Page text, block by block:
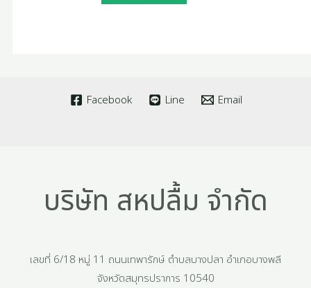
Facebook Line Email
บริษัท สหปลื้ม จำกัด
เลขที่ 6/18 หมู่ 11 ถนนเทพารักษ์ ตำบลบางปลา อำเภอบางพลี
จังหวัดสมุทรปราการ 10540